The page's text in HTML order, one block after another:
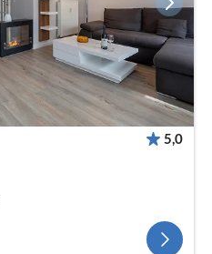
5,0